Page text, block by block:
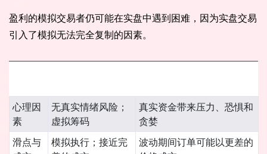
盈利的模拟交易者仍可能在实盘中遇到困难，因为实盘交易
引入了模拟无法完全复制的因素。
心理因
素
无真实情绪风险；
虚拟筹码
真实资金带来压力、恐惧和
贪婪
滑点与
模拟执行；接近完
波动期间订单可能以更差的